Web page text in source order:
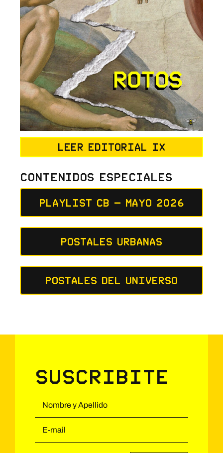
Leer editorial IX
Contenidos Especiales
Playlist CB – Mayo 2026
Postales Urbanas
Postales del Universo
Suscribite